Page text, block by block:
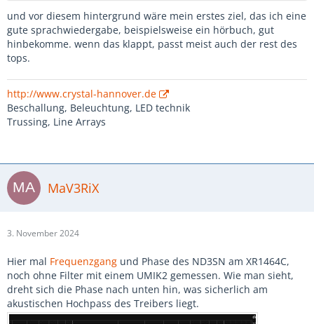
und vor diesem hintergrund wäre mein erstes ziel, das ich eine
gute sprachwiedergabe, beispielsweise ein hörbuch, gut
hinbekomme. wenn das klappt, passt meist auch der rest des
tops.
http://www.crystal-hannover.de
Beschallung, Beleuchtung, LED technik
Trussing, Line Arrays
MaV3RiX
3. November 2024
Hier mal Frequenzgang und Phase des ND3SN am XR1464C,
noch ohne Filter mit einem UMIK2 gemessen. Wie man sieht,
dreht sich die Phase nach unten hin, was sicherlich am
akustischen Hochpass des Treibers liegt.